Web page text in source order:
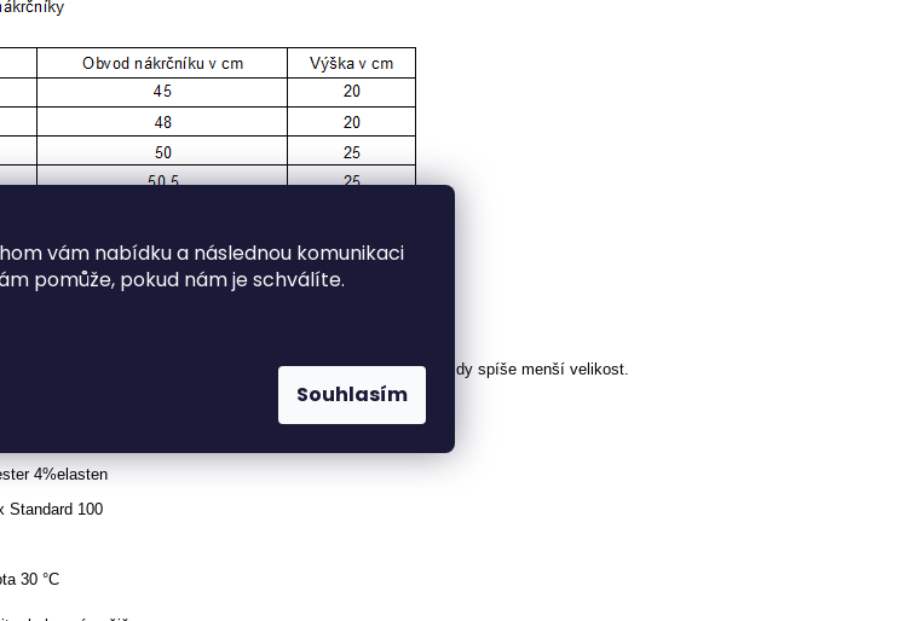
vám nabídku a následnou komunikaci
pomůže, pokud nám je schválíte.
Souhlasím
tabulce nákrčníků. Látka je velmi pružná, vybírejte proto vždy spíše menší velikost.
4%elasten
Standard 100
30 °C